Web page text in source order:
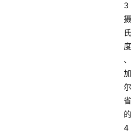
3
摄
氏
度
、
加
尔
省
的
4